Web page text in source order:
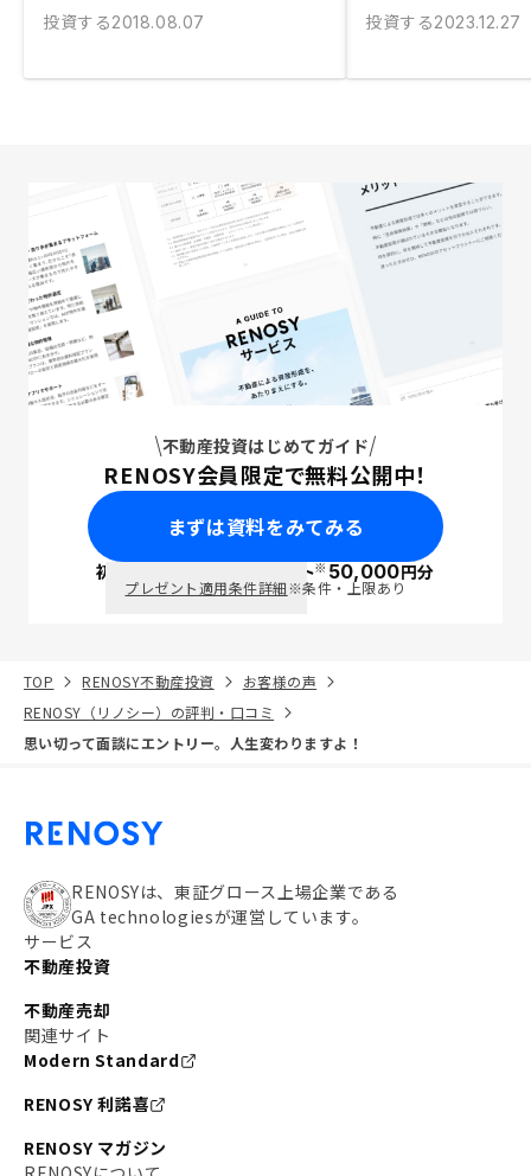
投資する2018.08.07
投資する2023.12.27
不動産投資はじめてガイド
RENOSY会員限定で無料公開中！
まずは資料をみてみる
初回面談で ポイント※50,000円分
プレゼント適用条件詳細※条件・上限あり
TOP RENOSY不動産投資
お客様の声
RENOSY（リノシー）の評判・口コミ
思い切って面談にエントリー。人生変わりますよ！
RENOSYは、東証グロース上場企業である
GA technologiesが運営しています。
サービス
不動産投資
不動産売却
関連サイト
Modern Standard
RENOSY 利諾喜
RENOSY マガジン